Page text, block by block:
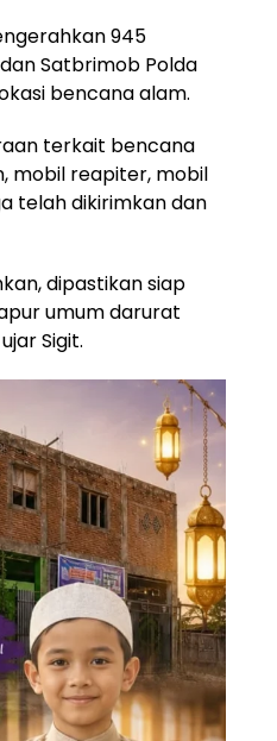
945
Satbrimob Polda
bencana alam.
terkait bencana
mobil reapiter, mobil
telah dikirimkan dan
dipastikan siap
umum darurat
Sigit.